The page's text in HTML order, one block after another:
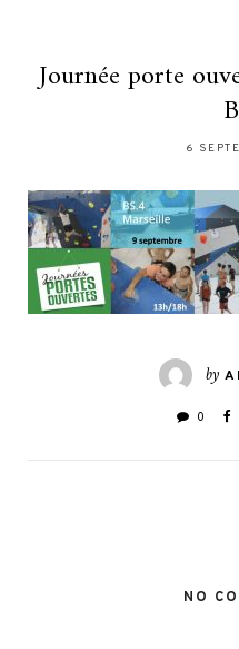
Journée porte
6
by
0
NO